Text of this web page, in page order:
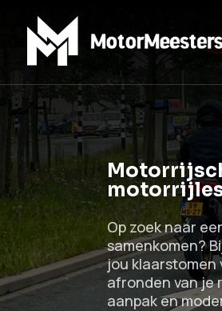
Op zoek naar
samenkomen?
jou klaarstomen
afronden van je
aanpak en